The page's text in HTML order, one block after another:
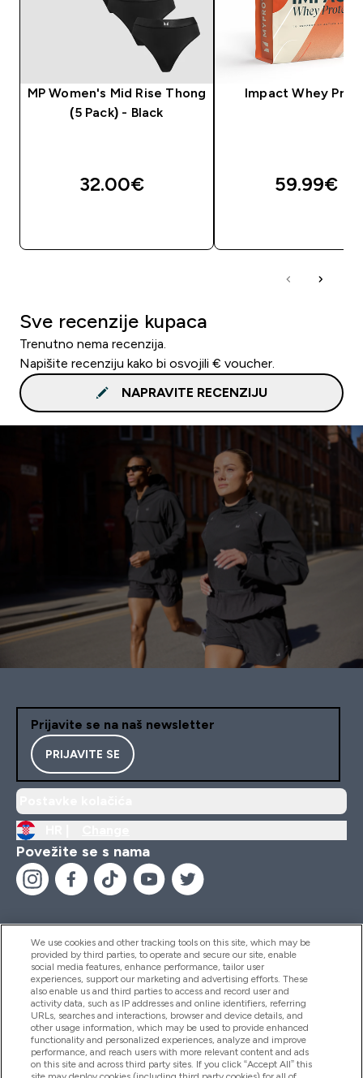
MP Women's Mid Rise Thong
(5 Pack) - Black
32.00€‎
Impact Whey
59.99€‎
Sve recenzije kupaca
Trenutno nema recenzija.
Napišite recenziju kako bi osvojili € voucher.
NAPRAVITE RECENZIJU
Prijavite se na naš newsletter
PRIJAVITE SE
Povežite se s nama
Pomoć I Informacije
Proizvodi
Informacije O Tvrtki
We use cookies and other tracking tools on this site, which may be
provided by third parties, to operate and secure our site, enable
social media features, enhance performance, tailor user
experiences, support our marketing and advertising efforts. These
also enable us and third parties to access and record user and
activity data, such as IP addresses and online identifiers, referring
URLs, searches and interactions, browser and device details, and
other usage information, which may be used to provide enhanced
functionality and personalized experiences, analyze and improve
performance, and reach users with more relevant content and ads
on this site and across third party sites. If you click “Accept All” this